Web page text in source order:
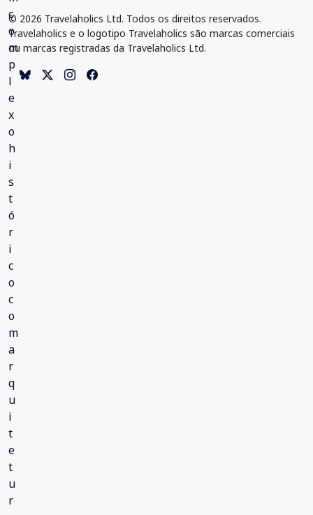
© 2026 Travelaholics Ltd. Todos os direitos reservados.
Travelaholics e o logotipo Travelaholics são marcas comerciais
ou marcas registradas da Travelaholics Ltd.